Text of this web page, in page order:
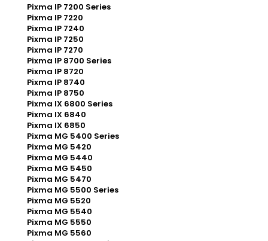
Pixma IP 7200 Series
Pixma IP 7220
Pixma IP 7240
Pixma IP 7250
Pixma IP 7270
Pixma IP 8700 Series
Pixma IP 8720
Pixma IP 8740
Pixma IP 8750
Pixma IX 6800 Series
Pixma IX 6840
Pixma IX 6850
Pixma MG 5400 Series
Pixma MG 5420
Pixma MG 5440
Pixma MG 5450
Pixma MG 5470
Pixma MG 5500 Series
Pixma MG 5520
Pixma MG 5540
Pixma MG 5550
Pixma MG 5560